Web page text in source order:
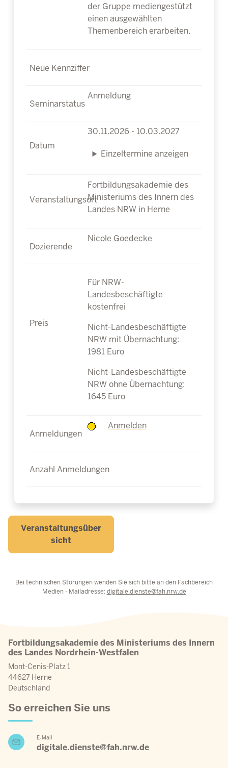
der Gruppe mediengestützt
einen ausgewählten
Themenbereich erarbeiten.
Anmeldung
30.11.2026 - 10.03.2027
Einzeltermine anzeigen
Fortbildungsakademie des
Ministeriums des Innern des
Landes NRW in Herne
Nicole Goedecke
Für NRW-
Landesbeschäftigte
kostenfrei
Nicht-Landesbeschäftigte
NRW mit Übernachtung:
1981 Euro
Nicht-Landesbeschäftigte
NRW ohne Übernachtung:
1645 Euro
Anmelden
Veranstaltungsüber
sicht
Bei technischen Störungen wenden Sie sich bitte an den Fachbereich
Medien - Mailadresse:digitale.dienste@fah.nrw.de
Fortbildungsakademie des Ministeriums des Innern
des Landes Nordrhein-Westfalen
Mont-Cenis-Platz 1
44627 Herne
Deutschland
So erreichen Sie uns
E-Mail
digitale.dienste@fah.nrw.de